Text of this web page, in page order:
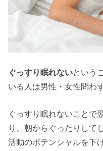
ぐっすり眠れないという
いる人は男性・女性問わ
ぐっすり眠れないことで
り、朝からぐったりして
活動のポテンシャルを下